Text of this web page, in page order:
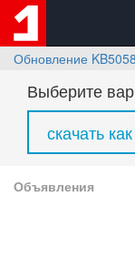
Обновление
Выберите
скачать как
Объявления